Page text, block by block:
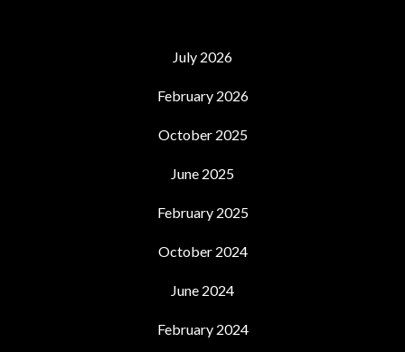
July 2026
February 2026
October 2025
June 2025
February 2025
October 2024
June 2024
February 2024